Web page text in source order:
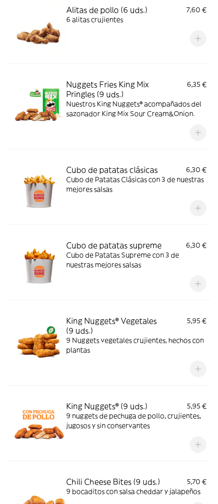
Alitas de pollo (6 uds.)
7,60 €
6 alitas crujientes
Nuggets Fries King Mix
Pringles (9 uds.)
6,35 €
Nuestros King Nuggets® acompañados del
sazonador King Mix Sour Cream&Onion.
Cubo de patatas clásicas
6,30 €
Cubo de Patatas Clásicas con 3 de nuestras
mejores salsas
Cubo de patatas supreme
6,30 €
Cubo de Patatas Supreme con 3 de
nuestras mejores salsas
King Nuggets® Vegetales
(9 uds.)
5,95 €
9 Nuggets vegetales crujientes, hechos con
plantas
King Nuggets® (9 uds.)
5,95 €
9 nuggets de pechuga de pollo, crujientes,
jugosos y sin conservantes
Chili Cheese Bites (9 uds.)
5,70 €
9 bocaditos con salsa cheddar y jalapeños